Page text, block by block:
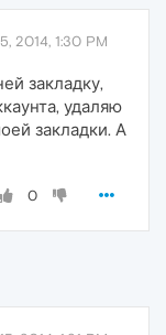
2014, 1:30 PM
закладку,
удаляю
закладки. А
0